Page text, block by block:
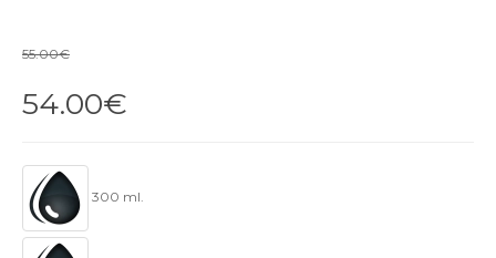
55.00€
54.00€
300 ml.